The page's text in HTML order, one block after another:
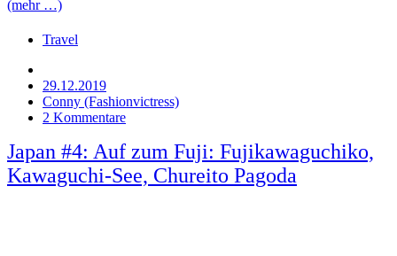
(mehr …)
Travel
29.12.2019
Conny (Fashionvictress)
2 Kommentare
Japan #4: Auf zum Fuji: Fujikawaguchiko,
Kawaguchi-See, Chureito Pagoda